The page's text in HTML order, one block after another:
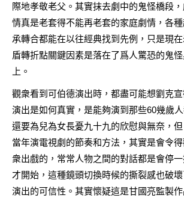
際地孝敬老父。其實抹去劇中的鬼怪橋段，
情真是老套得不能再老套的家庭劇情，各
承轉合都能在以往經典找到先例，只是現在
盾轉折點關鍵因素是落在了爲人驚恐的鬼怪
上。
觀衆看到可伯德演出時，都盡可能想劉克
演出是如何真實，是能夠演到那些60幾歲
還要為兒為女長憂九十九的欣慰與無奈，但
當年演電視劇的節奏和方法，其實是會令得
衆出戲的，常常人物之間的對話都是會停一
才開始，這種鏡頭切換時候的撕裂感也破壞
演出的可信性。其實懷疑這是甘國亮監製作